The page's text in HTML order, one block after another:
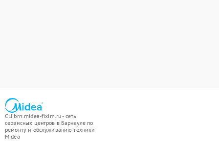
СЦ brn.midea-fixim.ru - сеть
сервисных центров в Барнауле по
ремонту и обслуживанию техники
Midea